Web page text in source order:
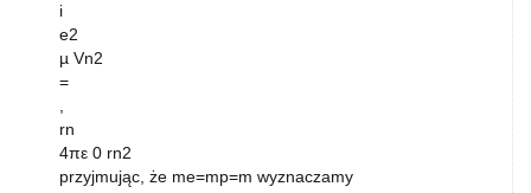
i
e2
µ Vn2
=
rn
4πε 0 rn2
przyjmując, że me=mp=m wyznaczamy